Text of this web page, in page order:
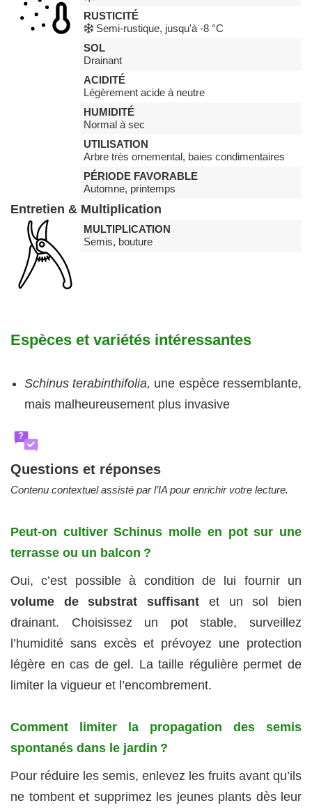
RUSTICITÉ
Semi-rustique, jusqu'à -8 °C
SOL
Drainant
ACIDITÉ
Légèrement acide à neutre
HUMIDITÉ
Normal à sec
UTILISATION
Arbre très ornemental, baies condimentaires
PÉRIODE FAVORABLE
Automne, printemps
Entretien & Multiplication
MULTIPLICATION
Semis, bouture
Espèces et variétés intéressantes
Schinus terabinthifolia, une espèce ressemblante,
mais malheureusement plus invasive
?
Questions et réponses
Contenu contextuel assisté par l’IA pour enrichir votre lecture.
Peut‑on cultiver Schinus molle en pot sur une
terrasse ou un balcon ?
Oui, c’est possible à condition de lui fournir un
volume de substrat suffisant et un sol bien
drainant. Choisissez un pot stable, surveillez
l’humidité sans excès et prévoyez une protection
légère en cas de gel. La taille régulière permet de
limiter la vigueur et l’encombrement.
Comment limiter la propagation des semis
spontanés dans le jardin ?
Pour réduire les semis, enlevez les fruits avant qu’ils
ne tombent et supprimez les jeunes plants dès leur